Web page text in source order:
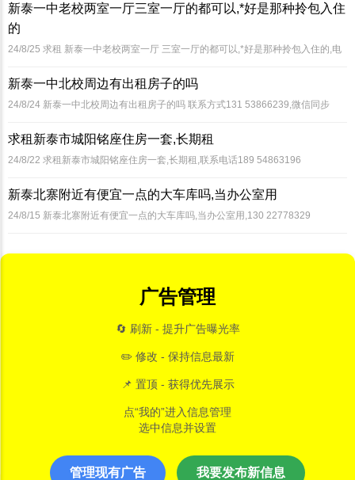
新泰一中老校两室一厅三室一厅的都可以,*好是那种拎包入住
的
24/8/25 求租 新泰一中老校两室一厅 三室一厅的都可以,*好是那种拎包入住的,电
新泰一中北校周边有出租房子的吗
24/8/24 新泰一中北校周边有出租房子的吗 联系方式131 53866239,微信同步
求租新泰市城阳铭座住房一套,长期租
24/8/22 求租新泰市城阳铭座住房一套,长期租,联系电话189 54863196
新泰北寨附近有便宜一点的大车库吗,当办公室用
24/8/15 新泰北寨附近有便宜一点的大车库吗,当办公室用,130 22778329
广告管理
🔄 刷新 - 提升广告曝光率
✏️ 修改 - 保持信息最新
📌 置顶 - 获得优先展示
点“我的”进入信息管理
选中信息并设置
管理现有广告 我要发布新信息